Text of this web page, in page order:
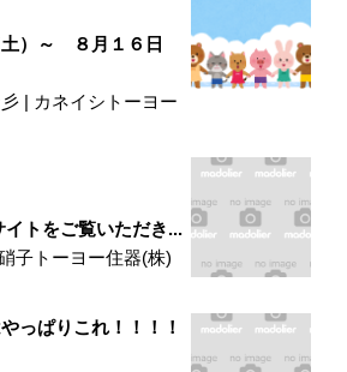
土）～ ８月１６日
| カネイシトーヨー
トをご覧いただき...
子トーヨー住器(株)
っぱりこれ！！！！